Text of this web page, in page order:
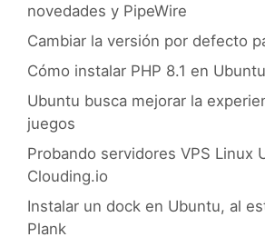
novedades y PipeWire
Cambiar la versión por defecto
Cómo instalar PHP 8.1 en
Ubuntu busca mejorar la
juegos
Probando servidores VPS Linux
Clouding.io
Instalar un dock en Ubuntu, al
Plank